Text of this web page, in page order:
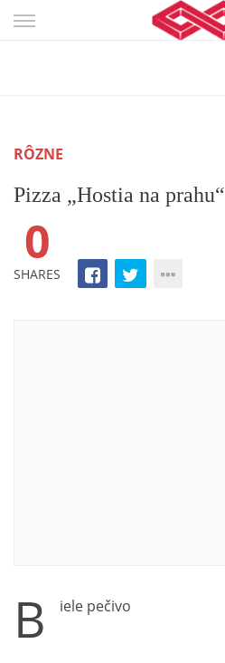
Skip
RÔZNE
Pizza „Hostia na prahu“
0
SHARES
B iele pečivo